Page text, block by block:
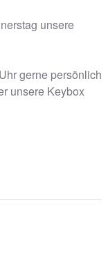
unsere
gerne persönlich
unsere Keybox